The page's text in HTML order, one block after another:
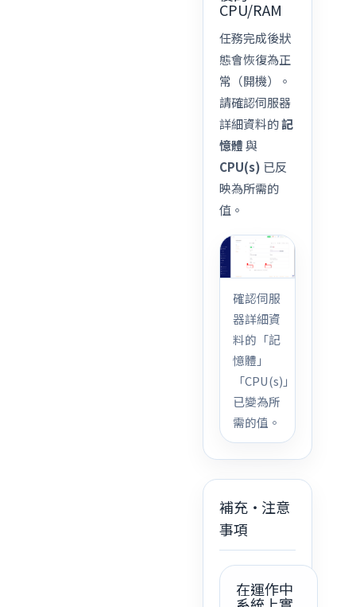
CPU/RAM
任務完成後狀
態會恢復為正
常（開機）。
請確認伺服器
詳細資料的記
憶體與
CPU(s) 已反
映為所需的
值。
確認伺服
器詳細資
料的「記
憶體」
「CPU(s)」
已變為所
需的值。
補充・注意
事項
在運作中